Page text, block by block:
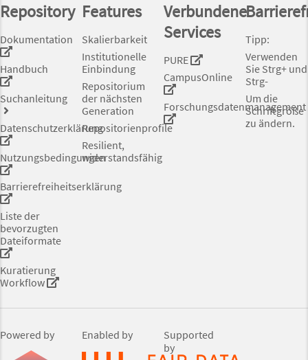
Repository
Dokumentation
Handbuch
Suchanleitung
Datenschutzerklärung
Nutzungsbedingungen
Barrierefreiheitserklärung
Liste der
bevorzugten
Dateiformate
Kuratierung
Workflow
Features
Skalierbarkeit
Institutionelle
Einbindung
Repositorium
der nächsten
Generation
Repositorienprofile
Resilient,
widerstandsfähig
Verbundene
Services
PURE
CampusOnline
Forschungsdatenmanagement
Tipp:
Verwenden
Sie Strg+ und
Strg-
Um die
Schriftgröße
zu ändern.
Powered by Enabled by
Supported
by